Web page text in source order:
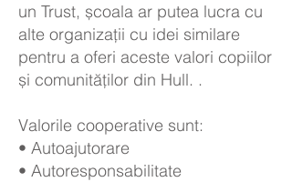
un Trust, școala ar putea lucra cu
alte organizații cu idei similare
pentru a oferi aceste valori copiilor
și comunităților din Hull. .
Valorile cooperative sunt:
• Autoajutorare
• Autoresponsabilitate